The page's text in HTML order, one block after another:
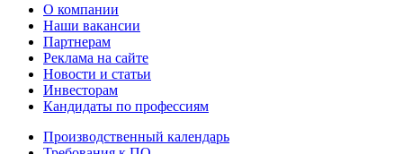
О компании
Наши вакансии
Партнерам
Реклама на сайте
Новости и статьи
Инвесторам
Кандидаты по профессиям
Производственный календарь